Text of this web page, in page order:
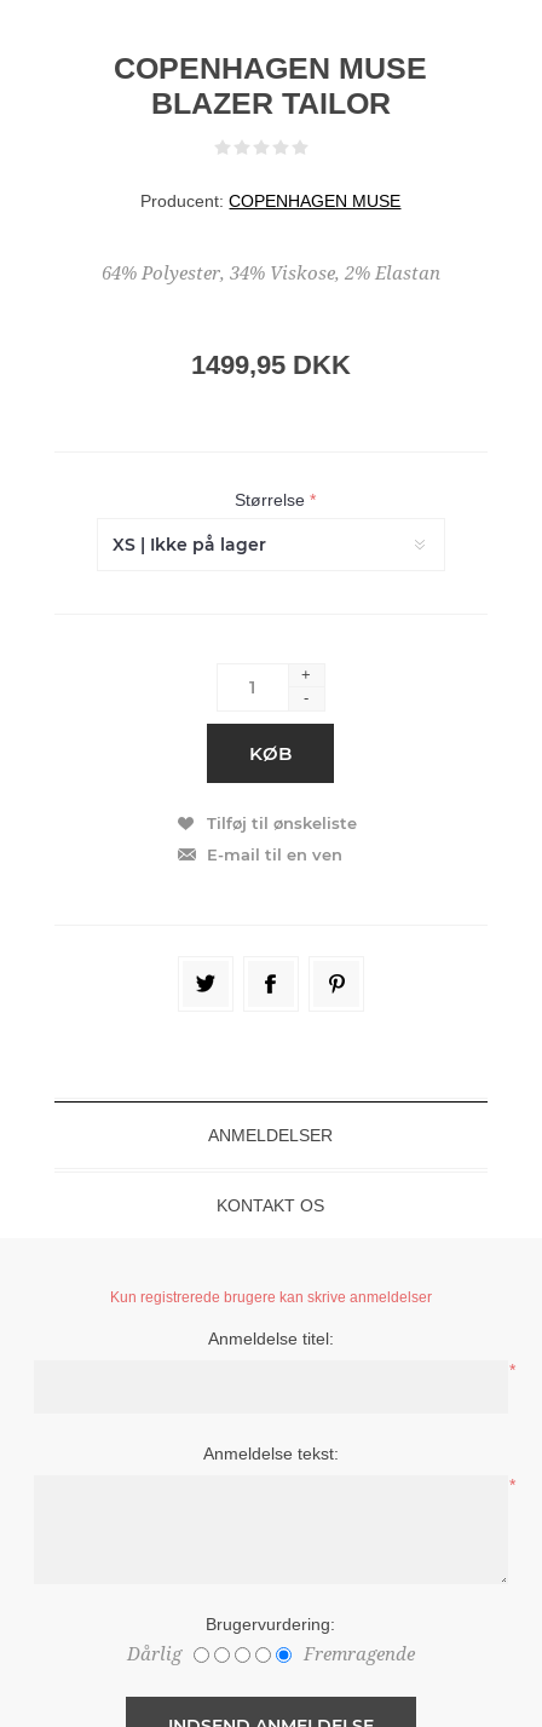
COPENHAGEN MUSE
BLAZER TAILOR
Producent: COPENHAGEN MUSE
64% Polyester, 34% Viskose, 2% Elastan
1499,95 DKK
Størrelse*
+
-
ANMELDELSER
KONTAKT OS
Kun registrerede brugere kan skrive anmeldelser
Anmeldelse titel:
*
Anmeldelse tekst:
*
Brugervurdering:
Dårlig Fremragende